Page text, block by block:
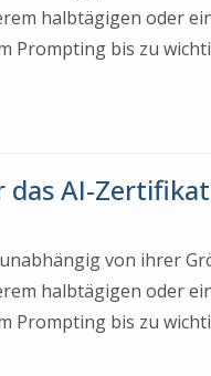
halbtägigen oder
Prompting bis zu
AI-
von ihrer
halbtägigen oder
Prompting bis zu